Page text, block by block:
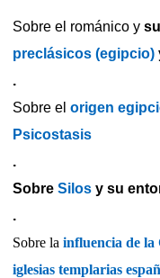
Sobre el románico y
preclásicos (egipcio)
.
Sobre el origen
Psicostasis
.
Sobre Silos y su
.
Sobre la influencia de la
iglesias templarias